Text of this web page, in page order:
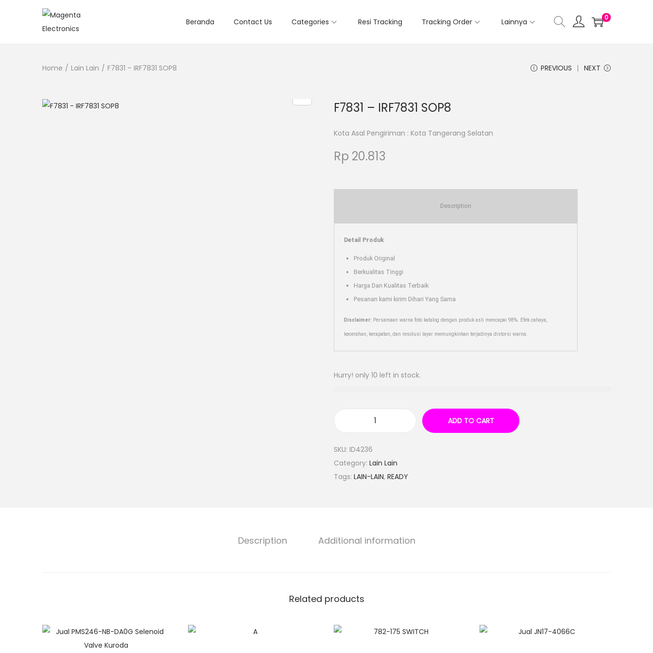
Beranda Contact Us Categories Resi Tracking Tracking Order Lainnya 0
Home / Lain Lain / F7831 – IRF7831 SOP8 PREVIOUS NEXT
F7831 – IRF7831 SOP8
Kota Asal Pengiriman : Kota Tangerang Selatan
Rp 20.813
Description
Detail Produk
Produk Original
Berkualitas Tinggi
Harga Dan Kualitas Terbaik
Pesanan kami kirim Dihari Yang Sama
Disclaimer: Persamaan warna foto katalog dengan produk asli mencapai 98%. Efek cahaya,
kecerahan, kerapatan, dan resolusi layar memungkinkan terjadinya distorsi warna.
Hurry! only 10 left in stock.
ADD TO CART
SKU: ID4236
Category: Lain Lain
Tags: LAIN-LAIN, READY
Description Additional information
Related products